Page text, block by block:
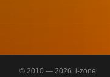
© 2010 — 2026. l-zone